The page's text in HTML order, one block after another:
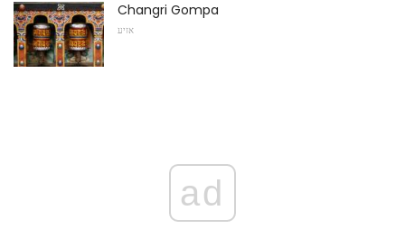
Changri Gompa
אזיע
ad